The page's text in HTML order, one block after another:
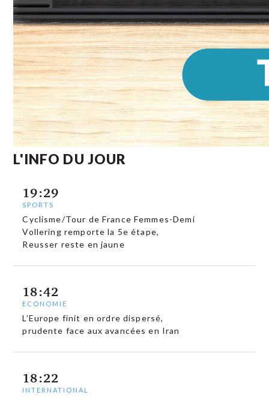
L'INFO DU JOUR
19:29
SPORTS
Cyclisme/Tour de France Femmes-Demi
Vollering remporte la 5e étape,
Reusser reste en jaune
18:42
ECONOMIE
L’Europe finit en ordre dispersé,
prudente face aux avancées en Iran
18:22
INTERNATIONAL